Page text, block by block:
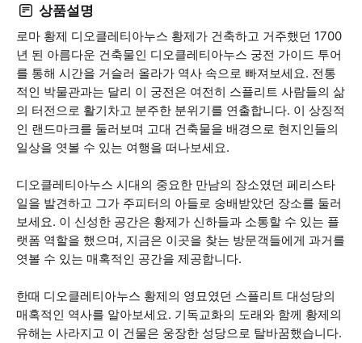
상품설명
로마 황제 디오클레티아누스 황제가 건축하고 거주했던 1700
년 된 아름다운 건축물인 디오클레티아누스 궁전 가이드 투어
를 통해 시간을 거슬러 올라가 역사 속으로 빠져보세요. 전통
적인 박물관과는 달리 이 궁전은 여전히 스플리트 사람들의 삶
의 터전으로 활기차고 분주한 분위기를 연출합니다. 이 상징적
인 랜드마크를 둘러보며 고대 건축물을 배경으로 현지인들의
일상을 엿볼 수 있는 여행을 떠나보세요.
디오클레티아누스 시대의 중요한 만남의 장소였던 페리스타
일을 발견하고 그가 주피터의 아들로 숭배받았던 장소를 둘러
보세요. 이 신성한 공간은 황제가 신하들과 소통할 수 있는 플
랫폼 역할을 했으며, 지금은 이곳을 찾는 방문객들에게 과거를
엿볼 수 있는 매혹적인 공간을 제공합니다.
한때 디오클레티아누스 황제의 영묘였던 스플리트 대성당의
매혹적인 역사를 알아보세요. 기독교화의 도래와 함께 황제의
유해는 사라지고 이 건물은 웅장한 성당으로 탈바꿈했습니다.